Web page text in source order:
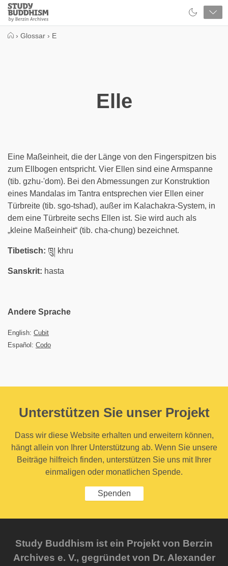
Close
Study
Buddhism
› Glossar › E
Elle
Eine Maßeinheit, die der Länge von den Fingerspitzen bis
zum Ellbogen entspricht. Vier Ellen sind eine Armspanne
(tib. gzhu-'dom). Bei den Abmessungen zur Konstruktion
eines Mandalas im Tantra entsprechen vier Ellen einer
Türbreite (tib. sgo-tshad), außer im Kalachakra-System, in
dem eine Türbreite sechs Ellen ist. Sie wird auch als
„kleine Maßeinheit“ (tib. cha-chung) bezeichnet.
Tibetisch: ཁྲུ། khru
Sanskrit: hasta
Andere Sprache
English: Cubit
Español: Codo
Unterstützen Sie unser Projekt
Dass wir diese Website erhalten und erweitern können,
hängt allein von Ihrer Unterstützung ab. Wenn Sie unsere
Beiträge hilfreich finden, unterstützen Sie uns mit Ihrer
einmaligen oder monatlichen Spende.
Spenden
Study Buddhism ist ein Projekt von Berzin
Archives e. V., gegründet von Dr. Alexander